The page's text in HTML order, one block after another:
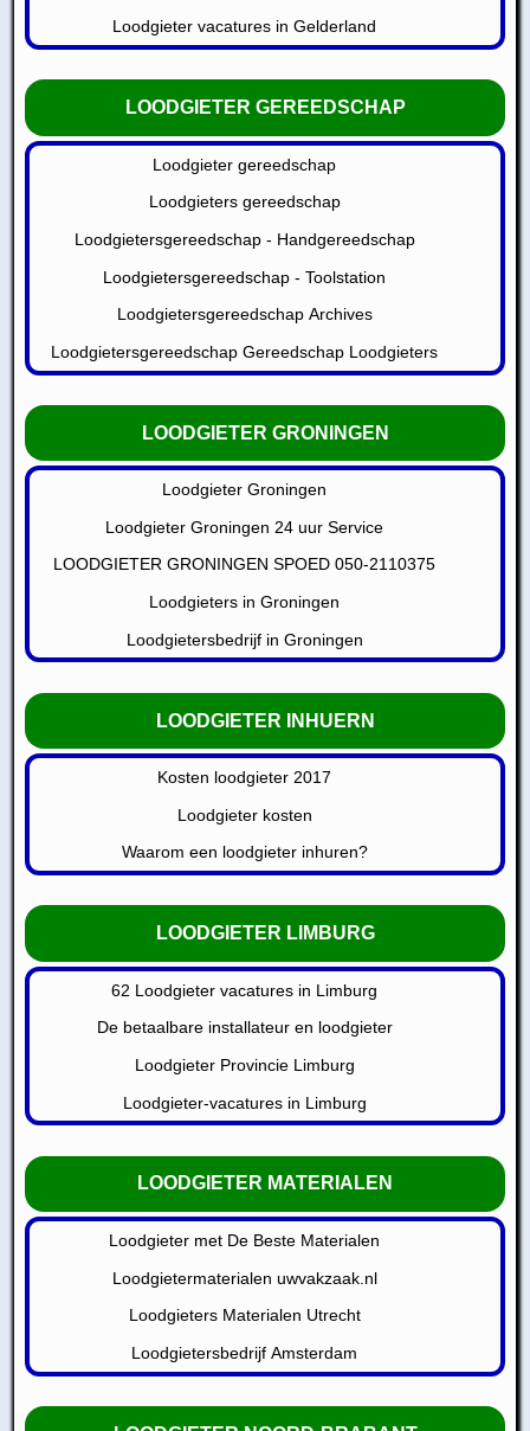
Loodgieter vacatures in Gelderland
LOODGIETER GEREEDSCHAP
Loodgieter gereedschap
Loodgieters gereedschap
Loodgietersgereedschap - Handgereedschap
Loodgietersgereedschap - Toolstation
Loodgietersgereedschap Archives
Loodgietersgereedschap Gereedschap Loodgieters
LOODGIETER GRONINGEN
Loodgieter Groningen
Loodgieter Groningen 24 uur Service
LOODGIETER GRONINGEN SPOED 050-2110375
Loodgieters in Groningen
Loodgietersbedrijf in Groningen
LOODGIETER INHUERN
Kosten loodgieter 2017
Loodgieter kosten
Waarom een loodgieter inhuren?
LOODGIETER LIMBURG
62 Loodgieter vacatures in Limburg
De betaalbare installateur en loodgieter
Loodgieter Provincie Limburg
Loodgieter-vacatures in Limburg
LOODGIETER MATERIALEN
Loodgieter met De Beste Materialen
Loodgietermaterialen uwvakzaak.nl
Loodgieters Materialen Utrecht
Loodgietersbedrijf Amsterdam